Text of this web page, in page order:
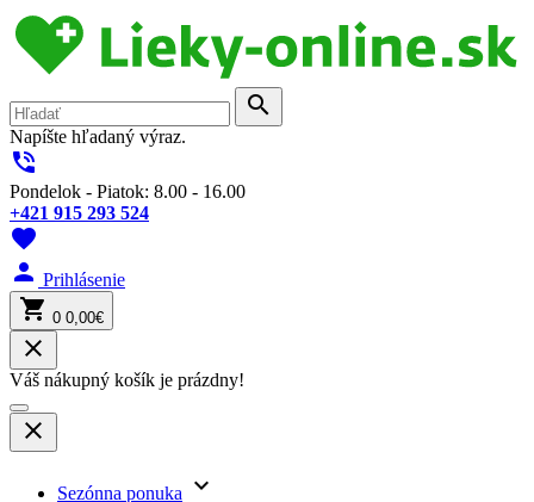
search
Napíšte hľadaný výraz.
phone_in_talk
Pondelok - Piatok: 8.00 - 16.00
+421 915 293 524
favorite
person Prihlásenie
shopping_cart 0 0,00€
close
Váš nákupný košík je prázdny!
close
Sezónna ponuka keyboard_arrow_down